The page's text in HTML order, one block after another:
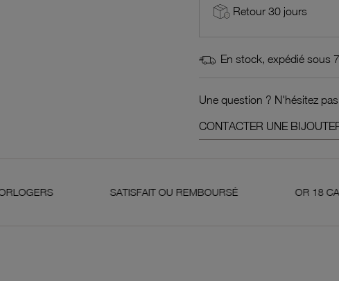
Retour 30 jours
En stock, expédié sous
Une question ? N'hésitez
CONTACTER UNE
SATISFAIT OU REMBOURSÉ OR 18 CARATS 750